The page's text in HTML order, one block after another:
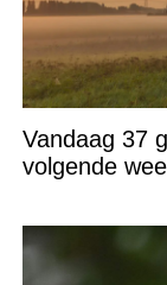
Vandaag 37
volgende